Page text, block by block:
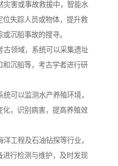
害或事故救援中，智能水
位失踪人员或物体，提升救
沉船事故的搜寻。
领域，系统可以采集遗址
和沉船等，考古学者进行研
可以监测水产养殖环境，
，识别病害，提高养殖效
工程及石油钻探等行业，
进行检测与维护，及时发现